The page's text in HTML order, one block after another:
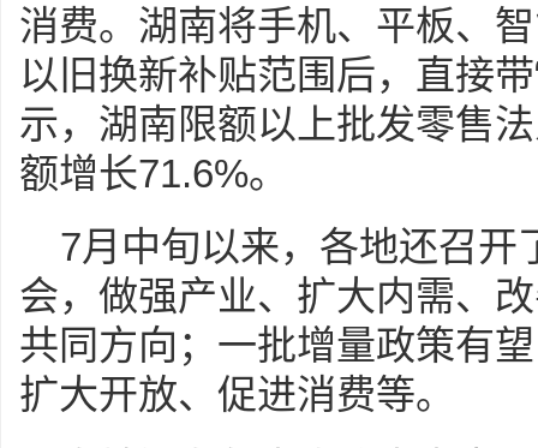
消费。湖南将手机、平板、
以旧换新补贴范围后，直接
示，湖南限额以上批发零售
额增长71.6%。
7月中旬以来，各地还召开
会，做强产业、扩大内需、
共同方向；一批增量政策有
扩大开放、促进消费等。